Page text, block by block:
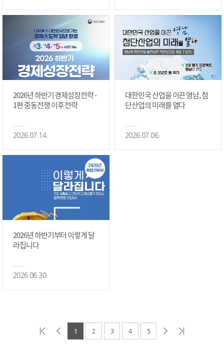
2026년 하반기 경제성장전략 -
1편 중동전쟁 이후 전략
2026.07.14.
대한민국 산업을 이끈 영남, 첨
단산업의 미래를 열다
2026.07.06.
2026년 하반기부터 이렇게 달
라집니다
2026.06.30.
1 2 3 4 5